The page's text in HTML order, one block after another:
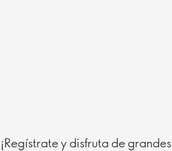
¡Regístrate y disfruta de